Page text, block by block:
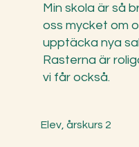
Min skola är så
oss mycket om
upptäcka nya
Rasterna är
vi får också.
Elev, årskurs 2